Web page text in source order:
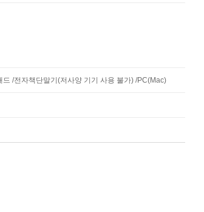
/전자책단말기(저사양 기기 사용 불가) /PC(Mac)